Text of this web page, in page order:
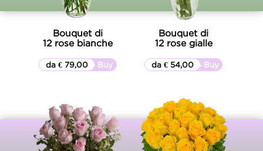
Bouquet di
12 rose bianche
▷▷ Buy
da € 79,00
Bouquet di
12 rose gialle
▷▷ Buy
da € 54,00